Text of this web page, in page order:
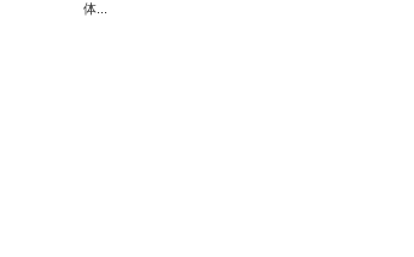
体...